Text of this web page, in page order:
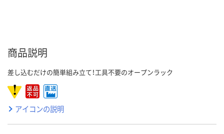
商品説明
差し込むだけの簡単組み立て！工具不要のオープンラック
アイコンの説明